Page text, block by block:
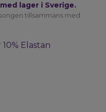
lager i Sverige.
tillsammans med
Elastan